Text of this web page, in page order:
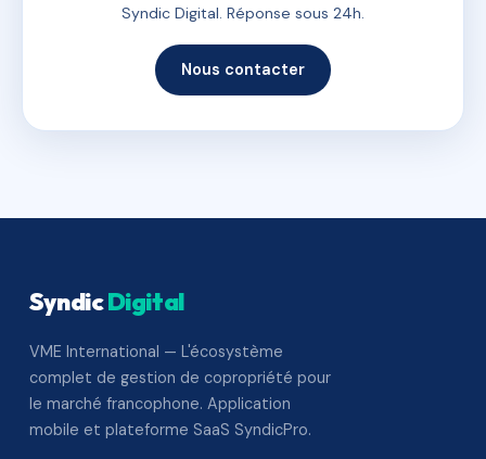
Syndic Digital. Réponse sous 24h.
Nous contacter
SyndicDigital
VME International — L'écosystème
complet de gestion de copropriété pour
le marché francophone. Application
mobile et plateforme SaaS SyndicPro.